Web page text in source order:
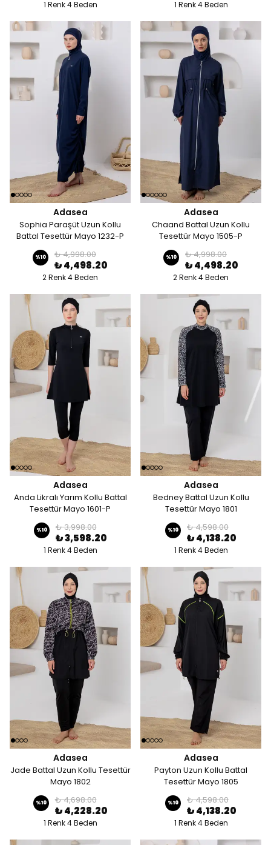
1 Renk 4 Beden 1 Renk 4 Beden
Adasea
Sophia Paraşüt Uzun Kollu
Battal Tesettür Mayo 1232-P
%10 ₺ 4,998.00
₺ 4,498.20
2 Renk 4 Beden
Adasea
Chaand Battal Uzun Kollu
Tesettür Mayo 1505-P
%10 ₺ 4,998.00
₺ 4,498.20
2 Renk 4 Beden
Adasea
Anda Likralı Yarım Kollu Battal
Tesettür Mayo 1601-P
%10 ₺ 3,998.00
₺ 3,598.20
1 Renk 4 Beden
Adasea
Bedney Battal Uzun Kollu
Tesettür Mayo 1801
%10 ₺ 4,598.00
₺ 4,138.20
1 Renk 4 Beden
Adasea
Jade Battal Uzun Kollu Tesettür
Mayo 1802
%10 ₺ 4,698.00
₺ 4,228.20
1 Renk 4 Beden
Adasea
Payton Uzun Kollu Battal
Tesettür Mayo 1805
%10 ₺ 4,598.00
₺ 4,138.20
1 Renk 4 Beden